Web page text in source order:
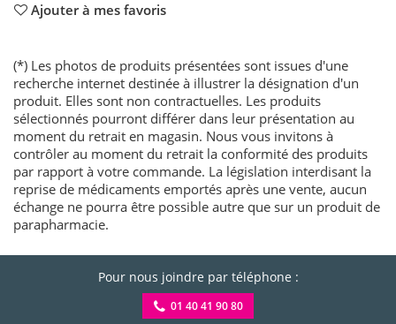
Ajouter à mes favoris
(*) Les photos de produits présentées sont issues d'une
recherche internet destinée à illustrer la désignation d'un
produit. Elles sont non contractuelles. Les produits
sélectionnés pourront différer dans leur présentation au
moment du retrait en magasin. Nous vous invitons à
contrôler au moment du retrait la conformité des produits
par rapport à votre commande. La législation interdisant la
reprise de médicaments emportés après une vente, aucun
échange ne pourra être possible autre que sur un produit de
parapharmacie.
Pour nous joindre par téléphone :
01 40 41 90 80